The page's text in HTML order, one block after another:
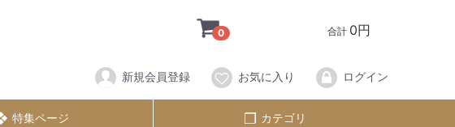
0 合計 0円
新規会員登録 お気に入り ログイン
特集ページ カテゴリ